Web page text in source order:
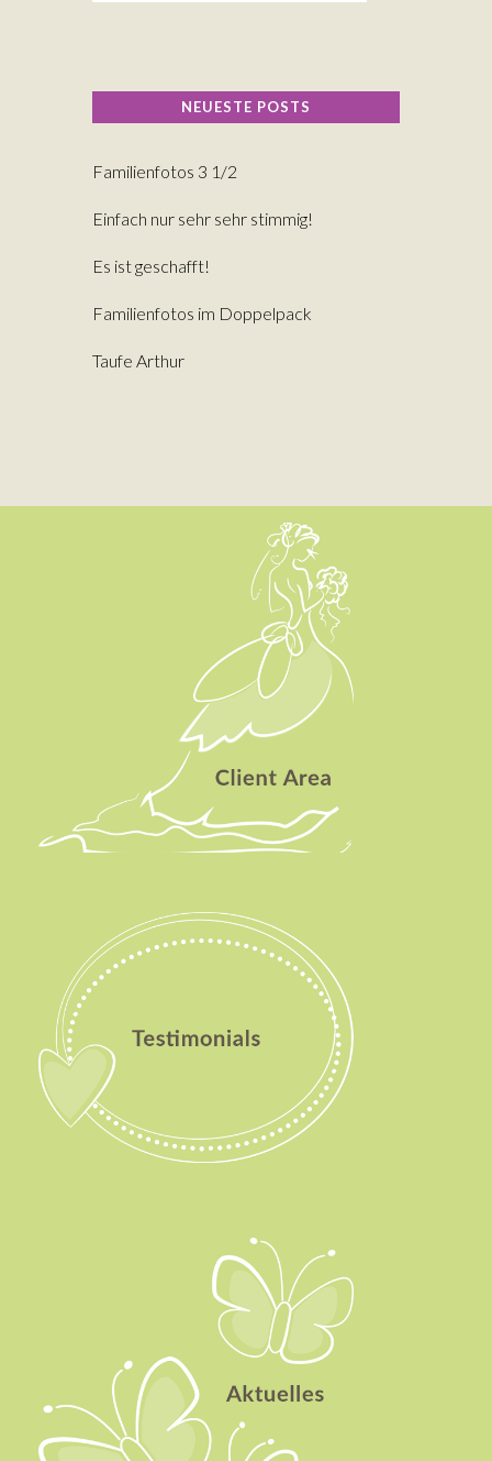
NEUESTE POSTS
Familienfotos 3 1/2
Einfach nur sehr sehr stimmig!
Es ist geschafft!
Familienfotos im Doppelpack
Taufe Arthur